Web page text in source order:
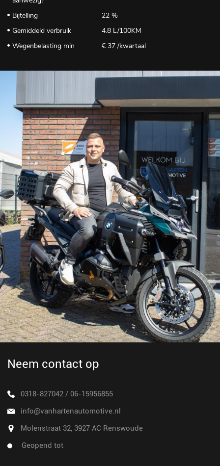
Bijtelling
22 %
Gemiddeld verbruik
4.8 L/100KM
Wegenbelasting min
€ 37 /kwartaal
Neem contact op
0318-827042 / 06-15956855
info@vanhartenautomotive.nl
Molenstraat 32, 3927 AC Renswoude
Geopend tot